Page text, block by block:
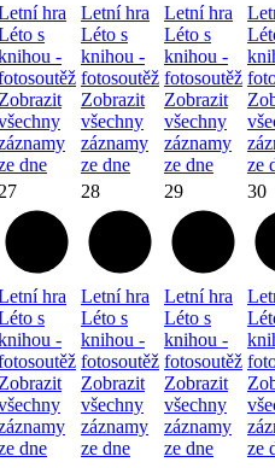
hra
s
-
Zobrazit
dne
Letní hra
Léto s
knihou -
fotosoutěž
Zobrazit
všechny
záznamy
ze dne
Letní hra
Léto s
knihou -
fotosoutěž
Zobrazit
všechny
záznamy
ze dne
ze
27
hra
s
-
Zobrazit
dne
28
Letní hra
Léto s
knihou -
fotosoutěž
Zobrazit
všechny
záznamy
ze dne
29
Letní hra
Léto s
knihou -
fotosoutěž
Zobrazit
všechny
záznamy
ze dne
30
ze